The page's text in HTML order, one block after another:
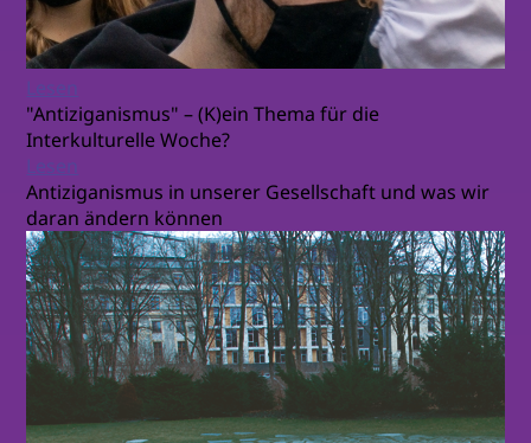
Lesen
"Antiziganismus" – (K)ein Thema für die
Interkulturelle Woche?
Lesen
Antiziganismus in unserer Gesellschaft und was wir
daran ändern können